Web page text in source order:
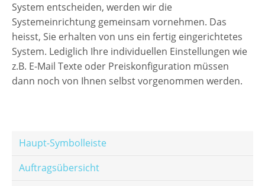
System entscheiden, werden wir die
Systemeinrichtung gemeinsam vornehmen. Das
heisst, Sie erhalten von uns ein fertig eingerichtetes
System. Lediglich Ihre individuellen Einstellungen wie
z.B. E-Mail Texte oder Preiskonfiguration müssen
dann noch von Ihnen selbst vorgenommen werden.
Haupt-Symbolleiste
Auftragsübersicht